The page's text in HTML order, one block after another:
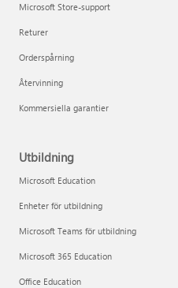
Microsoft Store-support
Returer
Orderspårning
Återvinning
Kommersiella garantier
Utbildning
Microsoft Education
Enheter för utbildning
Microsoft Teams för utbildning
Microsoft 365 Education
Office Education